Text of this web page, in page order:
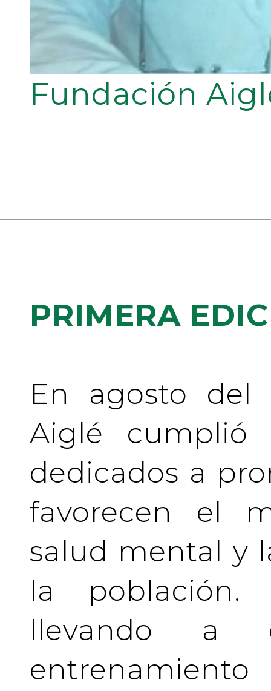
Fundación
PRIMERA
En agosto del
Aiglé
dedicados a
favorecen el
salud mental y
la población.
llevando a